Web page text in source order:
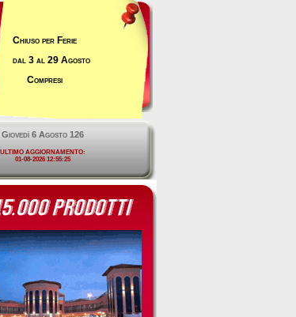
Chiuso per Ferie
dal 3 al 29 Agosto
Compresi